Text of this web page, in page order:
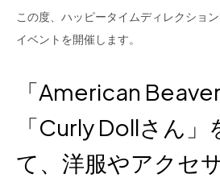
この度、ハッピータイムディレクショ
イベントを開催します。
「American
「Curly Dollさん」
て、洋服やアクセ